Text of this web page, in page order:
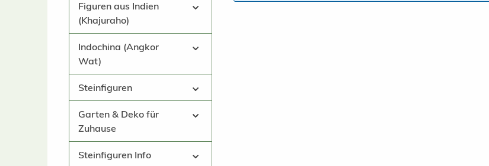
Figuren aus Indien
(Khajuraho)
Indochina (Angkor
Wat)
Steinfiguren
Garten & Deko für
Zuhause
Steinfiguren Info